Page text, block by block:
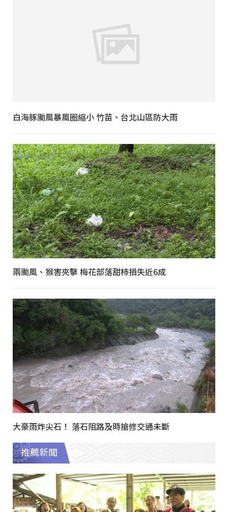
白海豚颱風暴風圈縮小 竹苗、台北山區防大雨
兩颱風、猴害夾擊 梅花部落甜柿損失近6成
大豪雨炸尖石！ 落石阻路及時搶修交通未斷
推薦新聞